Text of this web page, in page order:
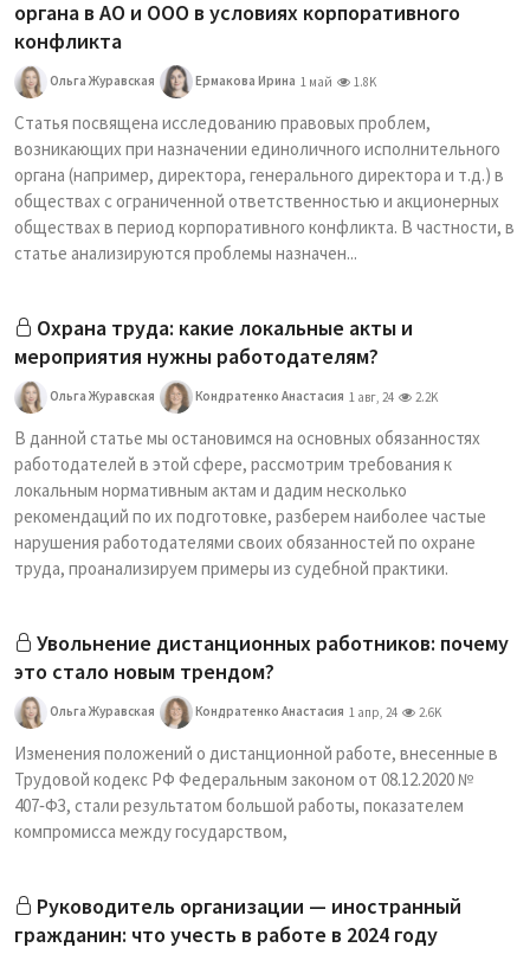
органа в АО и ООО в условиях корпоративного
конфликта
Ольга Журавская Ермакова Ирина 1 май 1.8K
Статья посвящена исследованию правовых проблем,
возникающих при назначении единоличного исполнительного
органа (например, директора, генерального директора и т.д.) в
обществах с ограниченной ответственностью и акционерных
обществах в период корпоративного конфликта. В частности, в
статье анализируются проблемы назначен...
Охрана труда: какие локальные акты и
мероприятия нужны работодателям?
Ольга Журавская Кондратенко Анастасия 1 авг, 24 2.2K
В данной статье мы остановимся на основных обязанностях
работодателей в этой сфере, рассмотрим требования к
локальным нормативным актам и дадим несколько
рекомендаций по их подготовке, разберем наиболее частые
нарушения работодателями своих обязанностей по охране
труда, проанализируем примеры из судебной практики.
Увольнение дистанционных работников: почему
это стало новым трендом?
Ольга Журавская Кондратенко Анастасия 1 апр, 24 2.6K
Изменения положений о дистанционной работе, внесенные в
Трудовой кодекс РФ Федеральным законом от 08.12.2020 №
407‑ФЗ, стали результатом большой работы, показателем
компромисса между государством,
Руководитель организации — иностранный
гражданин: что учесть в работе в 2024 году